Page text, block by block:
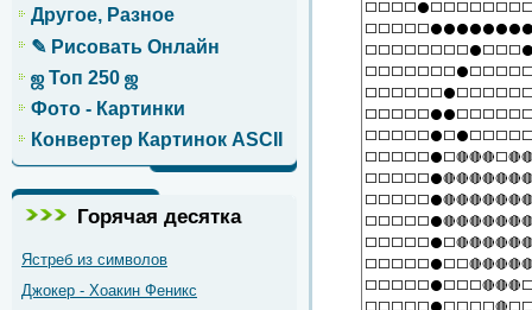
Другое, Разное
✎ Рисовать Онлайн
ஜ Топ 250 ஜ
Фото - Картинки
Конвертер Картинок ASCII
Горячая десятка
Ястреб из символов
Джокер - Хоакин Феникс